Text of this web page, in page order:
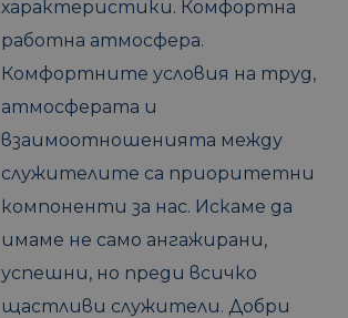
характеристики. Комфортна
работна атмосфера.
Комфортните условия на труд,
атмосферата и
взаимоотношенията между
служителите са приоритетни
компоненти за нас. Искаме да
имаме не само ангажирани,
успешни, но преди всичко
щастливи служители. Добри